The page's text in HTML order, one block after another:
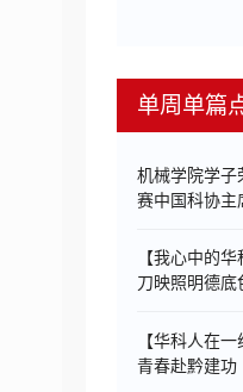
单周单篇
机械学院学子
赛中国科协主
【我心中的
刀映照明德底
【华科人在
青春赴黔建功